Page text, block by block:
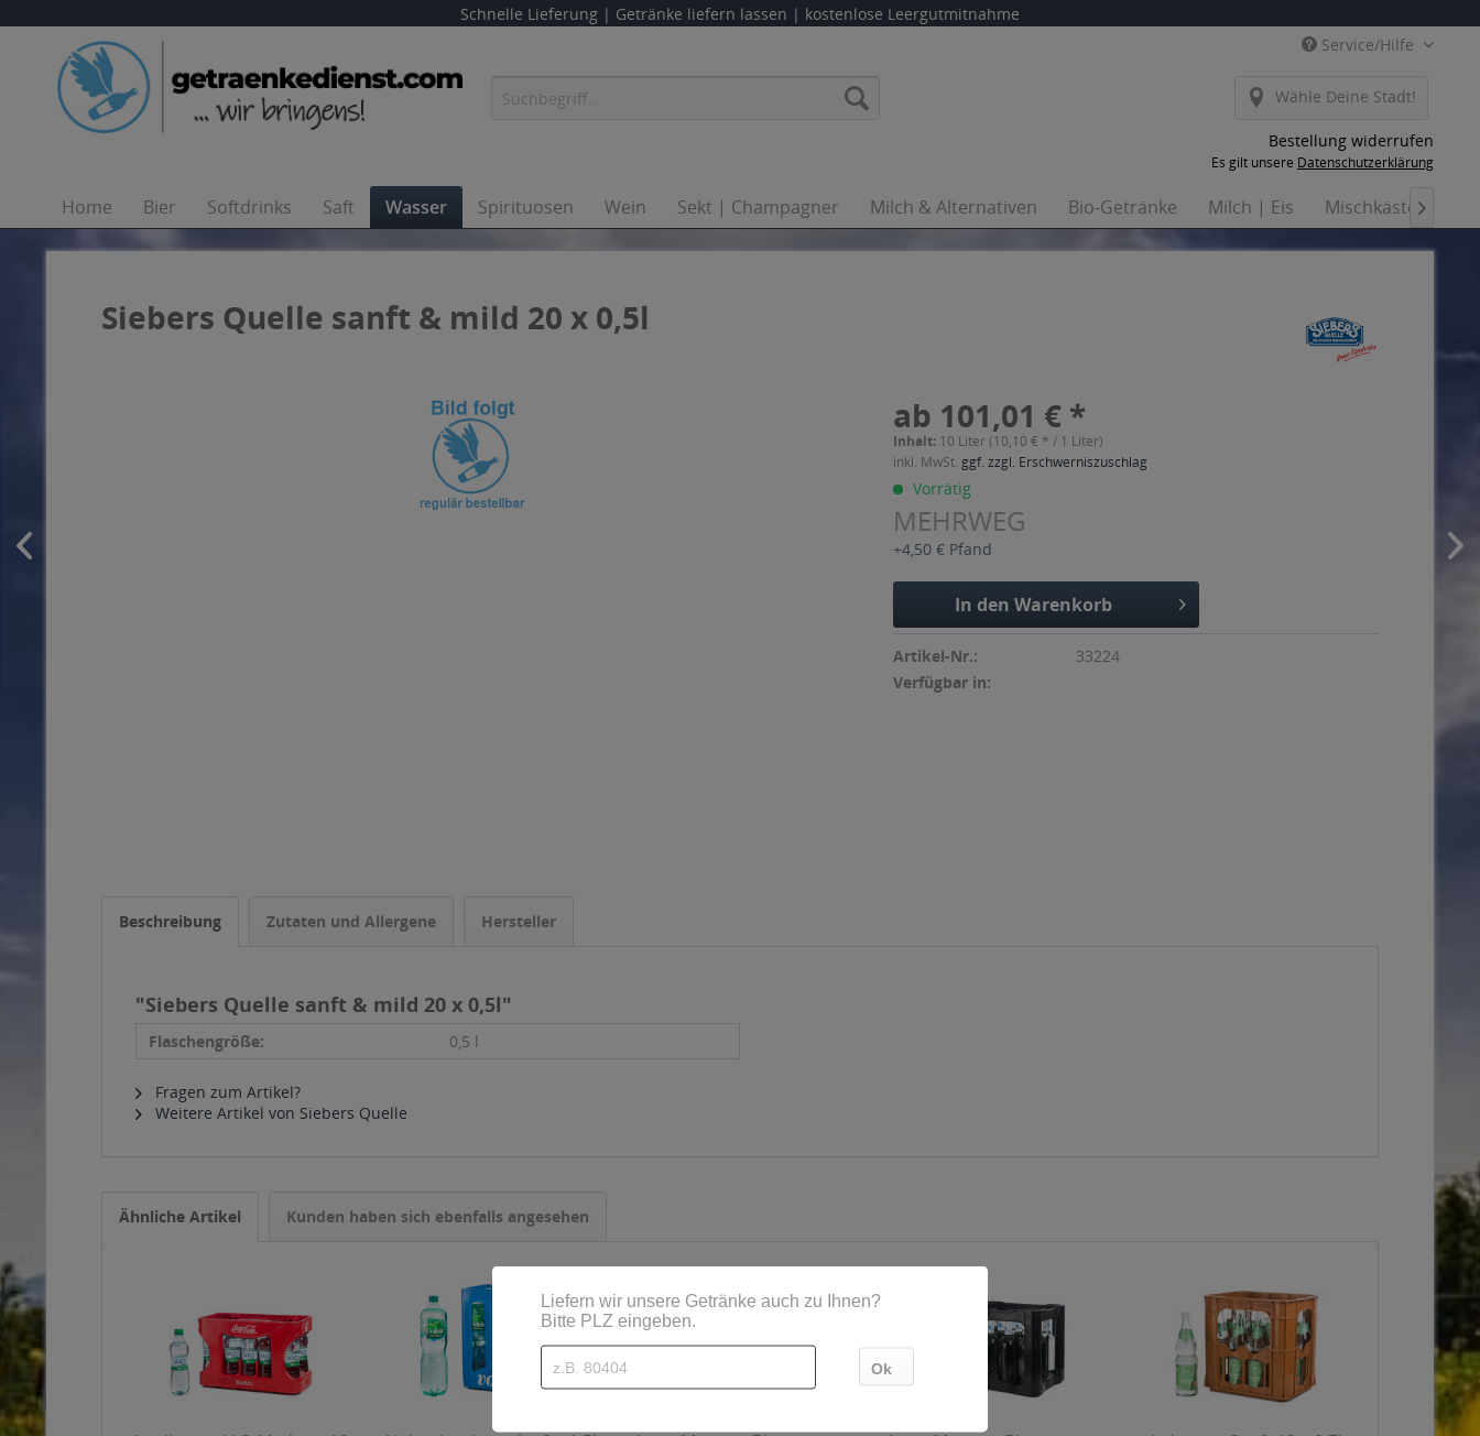
Schnelle Lieferung | Getränke liefern lassen | kostenlose Leergutmitnahme
Service/Hilfe
Wähle Deine Stadt!
Bestellung widerrufen
Es gilt unsere Datenschutzerklärung
Home Bier Softdrinks Saft Wasser Spirituosen Wein Sekt | Champagner Milch & Alternativen Bio-Getränke Milch | Eis Mischkästen

Siebers Quelle sanft & mild 20 x 0,5l
ab 101,01 € *
Inhalt: 10 Liter (10,10 € * / 1 Liter)
inkl. MwSt. ggf. zzgl. Erschwerniszuschlag
Vorrätig
MEHRWEG
+4,50 € Pfand
In den Warenkorb
Artikel-Nr.:
33224
Verfügbar in:
Beschreibung Zutaten und Allergene Hersteller
"Siebers Quelle sanft & mild 20 x 0,5l"
Flaschengröße: 0,5 l
Fragen zum Artikel?
Weitere Artikel von Siebers Quelle
Ähnliche Artikel Kunden haben sich ebenfalls angesehen